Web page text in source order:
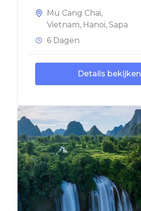
Mu Cang Chai,
Vietnam, Hanoi, Sapa
6 Dagen
Details bekijken